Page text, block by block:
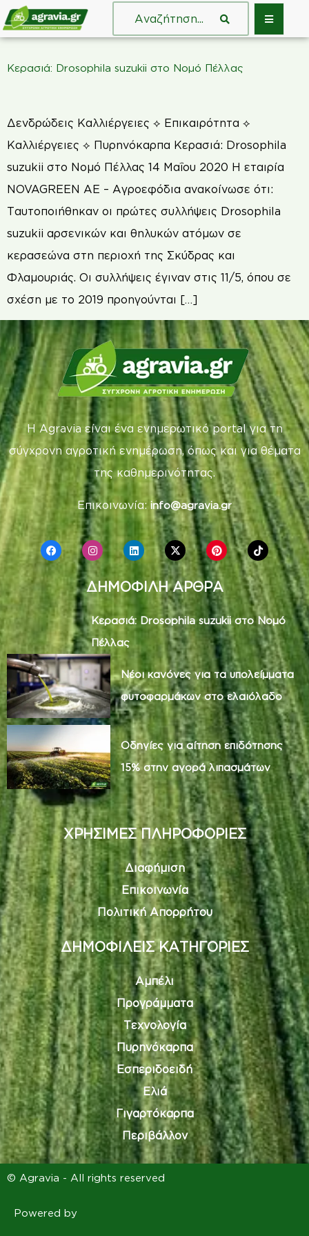
Κερασιά: Drosophila suzukii στο Νομό Πέλλας
Δενδρώδεις Καλλιέργειες ⟡ Επικαιρότητα ⟡
Καλλιέργειες ⟡ Πυρηνόκαρπα Κερασιά: Drosophila
suzukii στο Νομό Πέλλας 14 Μαΐου 2020 Η εταιρία
NOVAGREEN ΑΕ – Αγροεφόδια ανακοίνωσε ότι:
Ταυτοποιήθηκαν οι πρώτες συλλήψεις Drosophila
suzukii αρσενικών και θηλυκών ατόμων σε
κερασεώνα στη περιοχή της Σκύδρας και
Φλαμουριάς. Οι συλλήψεις έγιναν στις 11/5, όπου σε
σχέση με το 2019 προηγούνται […]
Η Agravia είναι ένα ενημερωτικό portal για τη
σύγχρονη αγροτική ενημέρωση, όπως και για θέματα
της καθημερινότητας.
Επικοινωνία: info@agravia.gr
ΔΗΜΟΦΙΛΗ ΑΡΘΡΑ
Κερασιά: Drosophila suzukii στο Νομό
Πέλλας
Νέοι κανόνες για τα υπολείμματα
φυτοφαρμάκων στο ελαιόλαδο
Οδηγίες για αίτηση επιδότησης
15% στην αγορά λιπασμάτων
ΧΡΗΣΙΜΕΣ ΠΛΗΡΟΦΟΡΙΕΣ
Διαφήμιση
Επικοινωνία
Πολιτική Απορρήτου
ΔΗΜΟΦΙΛΕΙΣ ΚΑΤΗΓΟΡΙΕΣ
Αμπέλι
Προγράμματα
Τεχνολογία
Πυρηνόκαρπα
Εσπεριδοειδή
Ελιά
Γιγαρτόκαρπα
Περιβάλλον
© Agravia - All rights reserved
Powered by